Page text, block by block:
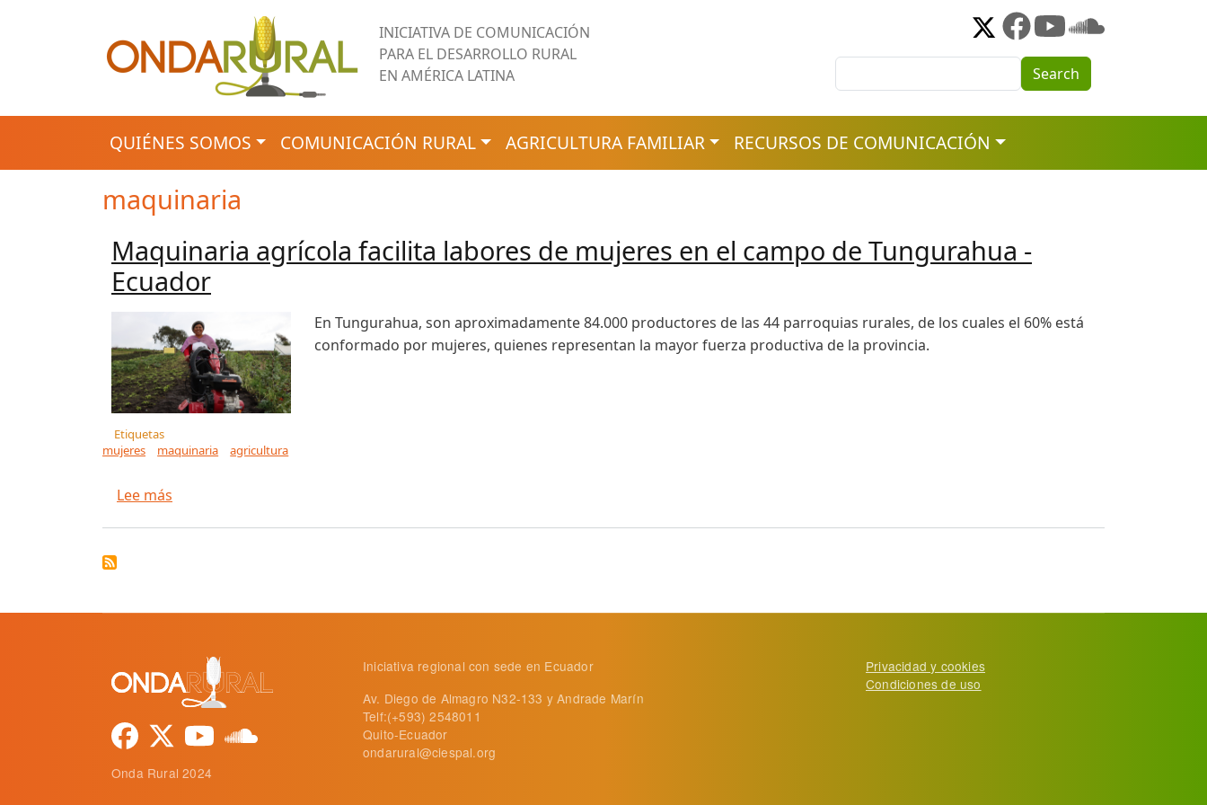
INICIATIVA DE COMUNICACIÓN
PARA EL DESARROLLO RURAL
EN AMÉRICA LATINA
Search
NAVEGACIÓN PRINCIPAL
QUIÉNES SOMOS COMUNICACIÓN RURAL AGRICULTURA FAMILIAR RECURSOS DE COMUNICACIÓN
maquinaria
Maquinaria agrícola facilita labores de mujeres en el campo de Tungurahua -
Ecuador
En Tungurahua, son aproximadamente 84.000 productores de las 44 parroquias rurales, de los cuales el 60% está
conformado por mujeres, quienes representan la mayor fuerza productiva de la provincia.
Etiquetas
mujeres
maquinaria agricultura
Lee más
Onda Rural 2024
Iniciativa regional con sede en Ecuador
Av. Diego de Almagro N32-133 y Andrade Marín
Telf:(+593) 2548011
Quito-Ecuador
ondarural@ciespal.org
Privacidad y cookies
Condiciones de uso